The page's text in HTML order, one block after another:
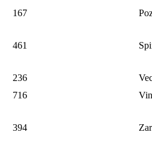
167
461
236
716
394